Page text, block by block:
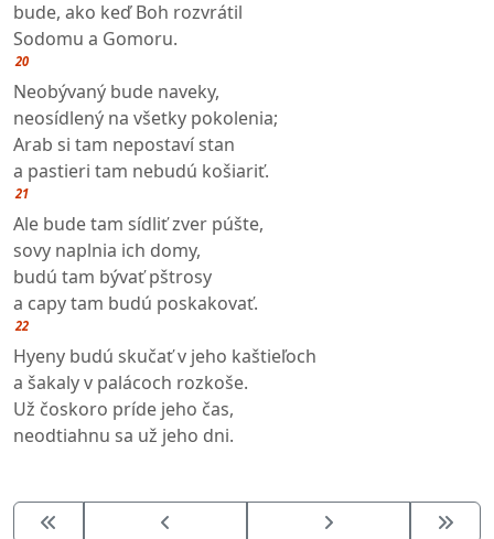
bude, ako keď Boh rozvrátil
Sodomu a Gomoru.
20
Neobývaný bude naveky,
neosídlený na všetky pokolenia;
Arab si tam nepostaví stan
a pastieri tam nebudú košiariť.
21
Ale bude tam sídliť zver púšte,
sovy naplnia ich domy,
budú tam bývať pštrosy
a capy tam budú poskakovať.
22
Hyeny budú skučať v jeho kaštieľoch
a šakaly v palácoch rozkoše.
Už čoskoro príde jeho čas,
neodtiahnu sa už jeho dni.